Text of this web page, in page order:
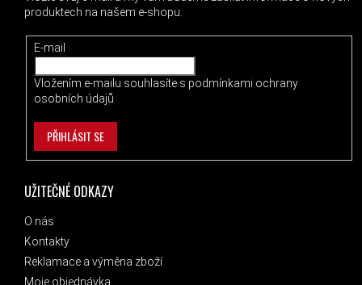
UŽITEČNÉ ODKAZY
O nás
Kontakty
Reklamace a výměna zboží
Moje objednávka
produktech na našem e-shopu.
E-mail
Vložením e-mailu souhlasíte s podmínkami ochrany
osobních údajů
PŘIHLÁSIT SE